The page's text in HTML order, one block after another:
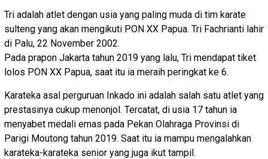
Tri adalah atlet dengan usia yang paling muda di tim karate
sulteng yang akan mengikuti PON XX Papua. Tri Fachrianti lahir
di Palu, 22 November 2002.
Pada prapon Jakarta tahun 2019 yang lalu, Tri mendapat tiket
lolos PON XX Papua, saat itu ia meraih peringkat ke 6.
Karateka asal perguruan Inkado ini adalah salah satu atlet yang
prestasinya cukup menonjol. Tercatat, di usia 17 tahun ia
menyabet medali emas pada Pekan Olahraga Provinsi di
Parigi Moutong tahun 2019. Saat itu ia mampu mengalahkan
karateka-karateka senior yang juga ikut tampil.